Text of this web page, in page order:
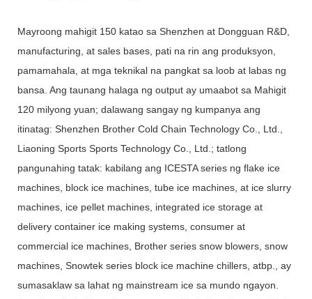
Mayroong mahigit 150 katao sa Shenzhen at Dongguan R&D,
manufacturing, at sales bases, pati na rin ang produksyon,
pamamahala, at mga teknikal na pangkat sa loob at labas ng
bansa. Ang taunang halaga ng output ay umaabot sa Mahigit
120 milyong yuan; dalawang sangay ng kumpanya ang
itinatag: Shenzhen Brother Cold Chain Technology Co., Ltd.,
Liaoning Sports Sports Technology Co., Ltd.; tatlong
pangunahing tatak: kabilang ang ICESTA series ng flake ice
machines, block ice machines, tube ice machines, at ice slurry
machines, ice pellet machines, integrated ice storage at
delivery container ice making systems, consumer at
commercial ice machines, Brother series snow blowers, snow
machines, Snowtek series block ice machine chillers, atbp., ay
sumasaklaw sa lahat ng mainstream ice sa mundo ngayon.